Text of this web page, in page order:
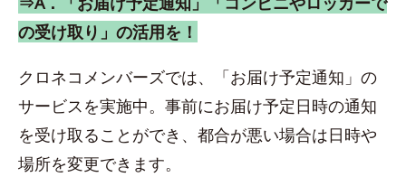
の受け取り」の活用を！
クロネコメンバーズでは、「お届け予定通知」の
サービスを実施中。事前にお届け予定日時の通知
を受け取ることができ、都合が悪い場合は日時や
場所を変更できます。